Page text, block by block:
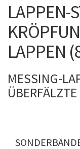
LAPPEN-
LAPPEN
MESSING-